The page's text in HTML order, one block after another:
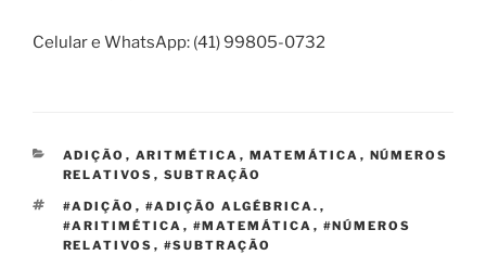
Celular e WhatsApp: (41) 99805-0732
CATEGORIAS
ADIÇÃO , ARITMÉTICA , MATEMÁTICA , NÚMEROS
RELATIVOS , SUBTRAÇÃO
TAGS
#ADIÇÃO , #ADIÇÃO ALGÉBRICA. ,
#ARITIMÉTICA , #MATEMÁTICA , #NÚMEROS
RELATIVOS , #SUBTRAÇÃO